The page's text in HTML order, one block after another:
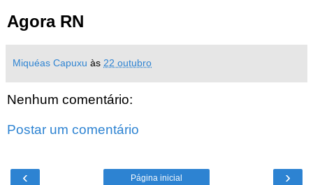
Agora RN
Miquéas Capuxu às 22 outubro
Nenhum comentário:
Postar um comentário
‹ ›
Página inicial